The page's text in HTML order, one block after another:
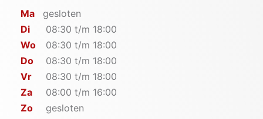
Ma
gesloten
Di
08:30 t/m 18:00
Wo
08:30 t/m 18:00
Do
08:30 t/m 18:00
Vr
08:30 t/m 18:00
Za
08:00 t/m 16:00
Zo
gesloten